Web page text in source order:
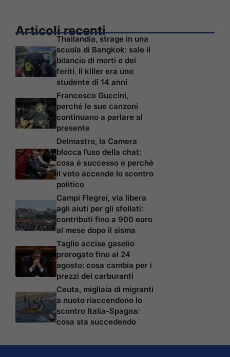
Articoli recenti
Thailandia, strage in una
scuola di Bangkok: sale il
bilancio di morti e dei
feriti. Il killer era uno
studente di 14 anni
Francesco Guccini,
perché le sue canzoni
continuano a parlare al
presente
Delmastro, la Camera
blocca l’uso della chat:
cosa è successo e perché
il voto accende lo scontro
politico
Campi Flegrei, via libera
agli aiuti per gli sfollati:
contributi fino a 900 euro
al mese dopo il sisma
Taglio accise gasolio
prorogato fino al 24
agosto: cosa cambia per i
prezzi dei carburanti
Ceuta, migliaia di migranti
a nuoto riaccendono lo
scontro Italia-Spagna:
cosa sta succedendo